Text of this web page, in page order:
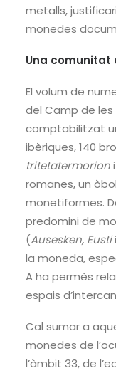
metalls,
monedes
Una comunitat
El volum de
del Camp de les
comptabilitzat
ibèriques, 140
tritetatermorion
romanes, un
monetiformes.
predomini de
(Ausesken, Eustii
la moneda,
A ha permès
espais
Cal sumar a
monedes de
l’àmbit 33, de